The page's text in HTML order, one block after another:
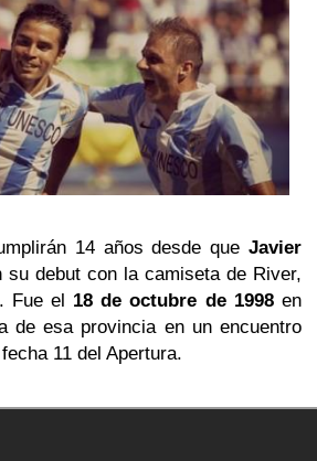
14 años desde que Javier
debut con la camiseta de River,
Fue el 18 de octubre de 1998en
de esa provincia en un encuentro
11 del Apertura.